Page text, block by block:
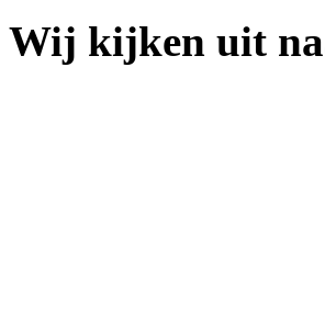
Wij kijken uit